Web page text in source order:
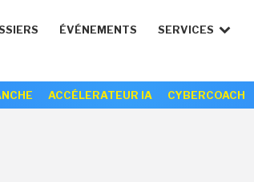
ÉVÉNEMENTS SERVICES
ACCÉLERATEUR IA CYBERCOACH